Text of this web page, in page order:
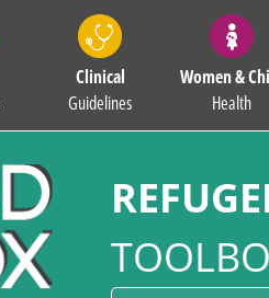
Clinical
Guidelines
Women &
Health